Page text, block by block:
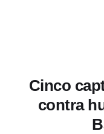
Cinco
contra